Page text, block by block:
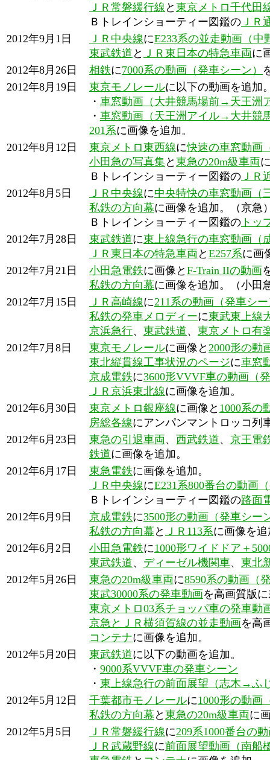
ＪＲ常磐緩行線 と 東京メトロ千代田
Ｂトレインショーティー図鑑の ＪＲ
2012年9月1日
ＪＲ中央線にE233系の並走動画（
東武鉄道 と ＪＲ東日本の特急車両に
2012年8月26日
相鉄に7000系の動画（発車シーン）
2012年8月19日
東京モノレールに以下の動画を追加
・ 車窓動画（大井競馬場前→天王洲
・ 車窓動画（天王洲アイル→大井競
201系に画像を追加。
2012年8月12日
東京メトロ東西線に快速の車窓動画
小田急の写真集と 東急の20m級車両
Ｂトレインショーティー図鑑の ＪＲ
2012年8月5日
ＪＲ中央線に中央特快の車窓動画（
私鉄の方向幕に画像を追加。（京急
Ｂトレインショーティー図鑑の トッ
2012年7月28日
東武鉄道に東上線急行の車窓動画（
ＪＲ東日本の特急車両 と E257系に画
2012年7月21日
小田急電鉄に画像と F-Train IIの動画
私鉄の方向幕に画像を追加。（小田
2012年7月15日
ＪＲ高崎線に211系の動画（発車シ
私鉄の発車メロディーに東武東上線
京浜急行、 東武鉄道、 東京メトロ有
2012年7月8日
東京モノレールに画像と 2000形の動
東北縦貫線工事状況のページに車窓
京成電鉄に3600形VVVF車の動画（
ＪＲ京浜東北線に画像を追加。
2012年6月30日
東京メトロ銀座線に画像と 1000系の
房総各線にアンパンマントロッコ列
2012年6月23日
東急の引退車両、 西武鉄道、 京王電
鉄道に画像を追加。
2012年6月17日
東急電鉄に画像を追加。
ＪＲ中央線にE231系800番台の動画
Ｂトレインショーティー図鑑の路面
2012年6月9日
京成電鉄に3500形の動画（発車シー
私鉄の方向幕 と ＪＲ113系に画像を
2012年6月2日
小田急電鉄に1000形ワイドドア＋
東武鉄道、 ディーゼル機関車、 東北
2012年5月26日
東急の20m級車両に8590系の動画（
東武30000系の発車動画を高画質版
東京メトロ03系チョッパ車の発車動
京急とＪＲ横須賀線の並走動画を高
コンテナに画像を追加。
2012年5月20日
東武鉄道に以下の動画を追加。
・ 9000系VVVF車の発車シーン
・ 東上線急行の前面展望（志木→ふ
2012年5月12日
千葉都市モノレールに1000形の動画
私鉄の方向幕 と 東急の20m級車両に
2012年5月5日
ＪＲ常磐緩行線に209系1000番台の
ＪＲ武蔵野線に前面展望動画（南船